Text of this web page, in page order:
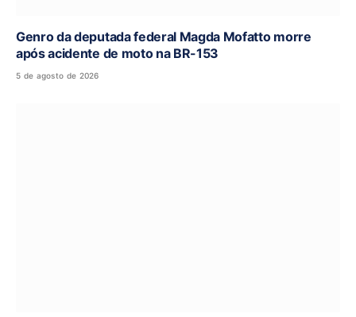
Genro da deputada federal Magda Mofatto morre
após acidente de moto na BR-153
5 de agosto de 2026